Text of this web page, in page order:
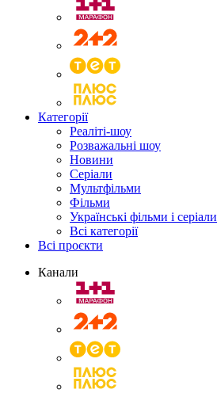
Категорії
Реаліті-шоу
Розважальні шоу
Новини
Серіали
Мультфільми
Фільми
Українські фільми і серіали
Всі категорії
Всі проєкти
Канали